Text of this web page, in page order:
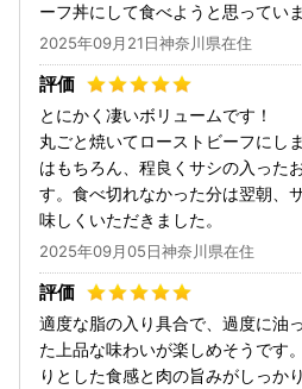
ーフ丼にして食べようと思っていま
2025年09月21日神奈川県在住
とにかく凄いボリュームです！
丸ごと焼いてローストビーフにし
はもちろん、程良くサシの入った
す。食べ切れなかった分は翌朝、
味しくいただきました。
2025年09月05日神奈川県在住
適度な脂の入り具合で、過度に油
た上品な味わいが楽しめそうです
りとした食感と肉の旨みがしっか